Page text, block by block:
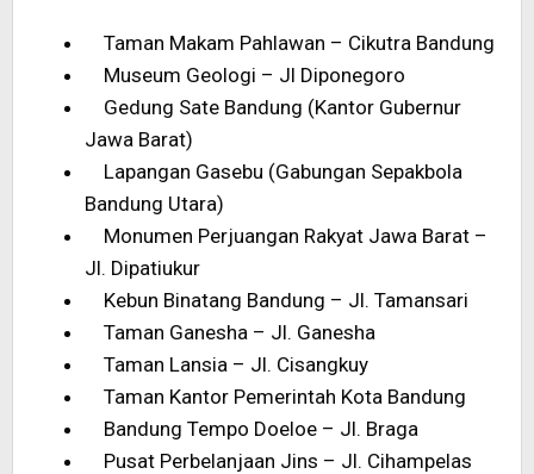
Taman Makam Pahlawan – Cikutra Bandung
Museum Geologi – Jl Diponegoro
Gedung Sate Bandung (Kantor Gubernur
Jawa Barat)
Lapangan Gasebu (Gabungan Sepakbola
Bandung Utara)
Monumen Perjuangan Rakyat Jawa Barat –
Jl. Dipatiukur
Kebun Binatang Bandung – Jl. Tamansari
Taman Ganesha – Jl. Ganesha
Taman Lansia – Jl. Cisangkuy
Taman Kantor Pemerintah Kota Bandung
Bandung Tempo Doeloe – Jl. Braga
Pusat Perbelanjaan Jins – Jl. Cihampelas